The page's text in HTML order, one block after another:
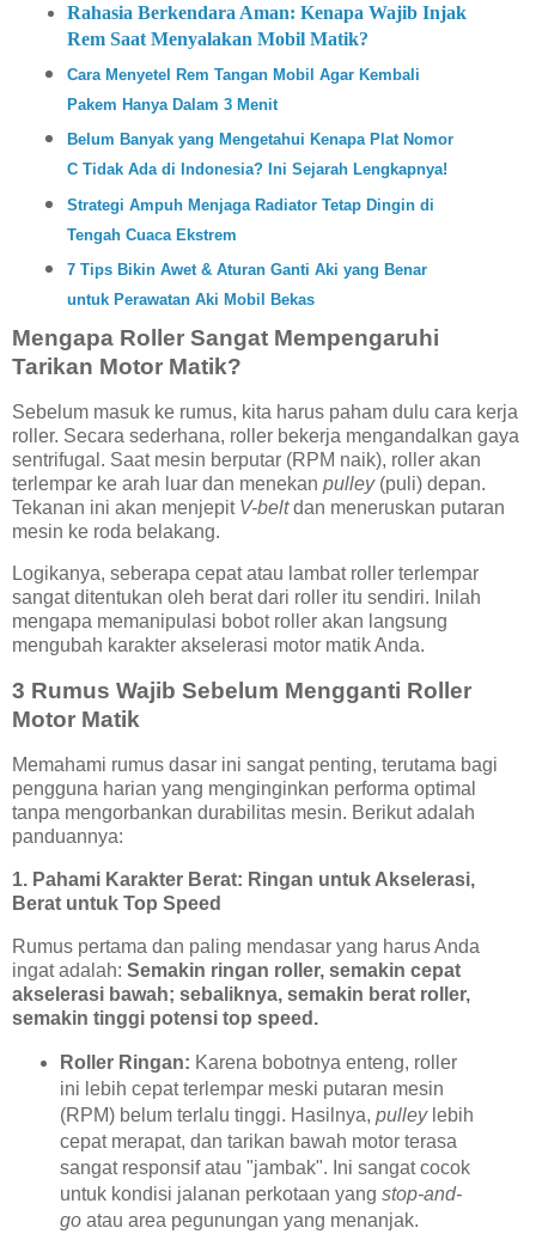
Rahasia Berkendara Aman: Kenapa Wajib Injak
Rem Saat Menyalakan Mobil Matik?
Cara Menyetel Rem Tangan Mobil Agar Kembali
Pakem Hanya Dalam 3 Menit
Belum Banyak yang Mengetahui Kenapa Plat Nomor
C Tidak Ada di Indonesia? Ini Sejarah Lengkapnya!
Strategi Ampuh Menjaga Radiator Tetap Dingin di
Tengah Cuaca Ekstrem
7 Tips Bikin Awet & Aturan Ganti Aki yang Benar
untuk Perawatan Aki Mobil Bekas
Mengapa Roller Sangat Mempengaruhi
Tarikan Motor Matik?
Sebelum masuk ke rumus, kita harus paham dulu cara kerja
roller. Secara sederhana, roller bekerja mengandalkan gaya
sentrifugal. Saat mesin berputar (RPM naik), roller akan
terlempar ke arah luar dan menekan pulley(puli) depan.
Tekanan ini akan menjepit V-beltdan meneruskan putaran
mesin ke roda belakang.
Logikanya, seberapa cepat atau lambat roller terlempar
sangat ditentukan oleh berat dari roller itu sendiri. Inilah
mengapa memanipulasi bobot roller akan langsung
mengubah karakter akselerasi motor matik Anda.
3 Rumus Wajib Sebelum Mengganti Roller
Motor Matik
Memahami rumus dasar ini sangat penting, terutama bagi
pengguna harian yang menginginkan performa optimal
tanpa mengorbankan durabilitas mesin. Berikut adalah
panduannya:
1. Pahami Karakter Berat: Ringan untuk Akselerasi,
Berat untuk Top Speed
Rumus pertama dan paling mendasar yang harus Anda
ingat adalah: Semakin ringan roller, semakin cepat
akselerasi bawah; sebaliknya, semakin berat roller,
semakin tinggi potensi top speed.
Roller Ringan: Karena bobotnya enteng, roller
ini lebih cepat terlempar meski putaran mesin
(RPM) belum terlalu tinggi. Hasilnya, pulleylebih
cepat merapat, dan tarikan bawah motor terasa
sangat responsif atau "jambak". Ini sangat cocok
untuk kondisi jalanan perkotaan yang stop-and-
goatau area pegunungan yang menanjak.